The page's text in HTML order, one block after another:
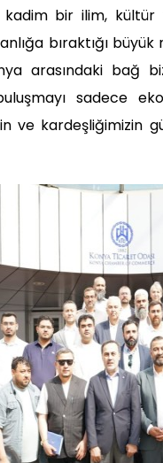
kadim bir ilim,
bıraktığı
arasındaki bağ
sadece
ve kardeşliğimizin